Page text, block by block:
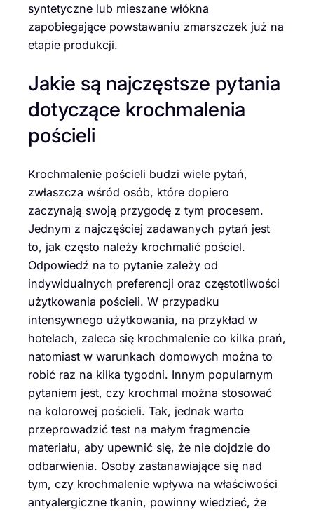
syntetyczne lub mieszane włókna
zapobiegające powstawaniu zmarszczek już na
etapie produkcji.
Jakie są najczęstsze pytania
dotyczące krochmalenia
pościeli
Krochmalenie pościeli budzi wiele pytań,
zwłaszcza wśród osób, które dopiero
zaczynają swoją przygodę z tym procesem.
Jednym z najczęściej zadawanych pytań jest
to, jak często należy krochmalić pościel.
Odpowiedź na to pytanie zależy od
indywidualnych preferencji oraz częstotliwości
użytkowania pościeli. W przypadku
intensywnego użytkowania, na przykład w
hotelach, zaleca się krochmalenie co kilka prań,
natomiast w warunkach domowych można to
robić raz na kilka tygodni. Innym popularnym
pytaniem jest, czy krochmal można stosować
na kolorowej pościeli. Tak, jednak warto
przeprowadzić test na małym fragmencie
materiału, aby upewnić się, że nie dojdzie do
odbarwienia. Osoby zastanawiające się nad
tym, czy krochmalenie wpływa na właściwości
antyalergiczne tkanin, powinny wiedzieć, że